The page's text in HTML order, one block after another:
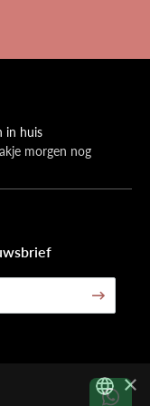
in huis
morgen nog
×